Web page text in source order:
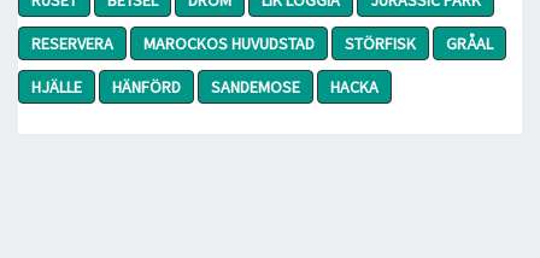
RESERVERA
MAROCKOS HUVUDSTAD STÖRFISK
GRÅAL
HJÄLLE
HÄNFÖRD SANDEMOSE HACKA